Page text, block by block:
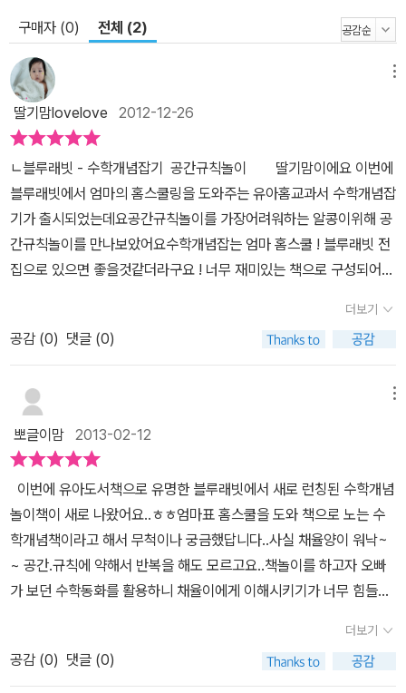
구매자 (0) 전체 (2)
딸기맘lovelove 2012-12-26
ㄴ블루래빗 - 수학개념잡기 공간규칙놀이 딸기맘이에요 이번에
블루래빗에서 엄마의 홈스쿨링을 도와주는 유아홈교과서 수학개념잡
기가 출시되었는데요공간규칙놀이를 가장어려워하는 알콩이위해 공
간규칙놀이를 만나보았어요수학개념잡는 엄마 홈스쿨 ! 블루래빗 전
집으로 있으면 좋을것같더라구요 ! 너무 재미있는 책으로 구성되어
블루래빗 홈페이지에서는 할인가로 판매되고 있어요32,400원
엄마가 혼자서 어려운 수학 ! 엄마의 홈스쿨링을 도와주는 유아
홈교과서에요 -수학개념잡기 ! 공간 , 규칙놀이랍니다 총 4권의
책이 들어있어요위와 아래 , 앞과 뒤 , 안과밖 , 규칙 ! 요렇게 글자
가 톡톡 튀게 되어있어요 ! 수학개념잡기 ! 블루래빗이에요 :)만 2
세이상 사용할수 있어요 - 저희집은 6세 ,3세된 아이들이 있는데
요 -둘다 사용할수 있더라구요 !!규칙과 안과밖 ! 앞과뒤 위와 아래 !
어떻게 알려줄까 고민일때 블루래빗책으로 읽어주시면 좋아할것같아
요 안과밖 안과 밖을 배우는 책이에요책표지에서부너 ! 욕조안
에있는 여자아이욕조밖에 있는 남자아이를 알수가 있네요 :) 수학
개념잡기 공간규칙놀이안과밖이랍니다:) 곰인형 , 자동차,로봇 , 재
미있는 장난감들.장난감은 상자안에 있어요 이렇게 책안에 화살표
를 당겨주면 이렇게 장난감들이 나와용 :) 장난감은 상자밖에 있어
요 ! 라고 안과밖을 알려주었어요 아랫쪽에 있는 tip실제로 아이와
더보기
공감 (0) 댓글 (0)
뽀글이맘 2013-02-12
이번에 유아도서책으로 유명한 블루래빗에서 새로 런칭된 수학개념
놀이책이 새로 나왔어요..ㅎㅎ엄마표 홈스쿨을 도와 책으로 노는 수
학개념책이라고 해서 무척이나 궁금했답니다..사실 채율양이 워낙~
~ 공간.규칙에 약해서 반복을 해도 모르고요..책놀이를 하고자 오빠
가 보던 수학동화를 활용하니 채율이에게 이해시키기가 너무 힘들더
루래빗 수학개념잡기..ㅎㅎㅎ그럼 이번에 만나게된 수학놀이책 한번
들여다 볼까요?? 처음 저희에게 뽀얀 속살을 들어낸 블루래빗 수학
더보기
공감 (0) 댓글 (0)